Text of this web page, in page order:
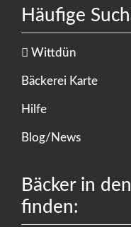
Häufige
Wittdün
Bäckerei Karte
Hilfe
Blog/News
Bäcker in
finden: